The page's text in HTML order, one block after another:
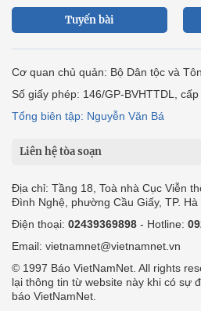
Tuyến bài
Cơ quan chủ quản: Bộ Dân tộc và
Số giấy phép: 146/GP-BVHTTDL,
Tổng biên tập: Nguyễn Văn Bá
Liên hệ tòa soạn
Địa chỉ: Tầng 18, Toà nhà Cục Viễn
Đình Nghệ, phường Cầu Giấy, TP. Hà
Điện thoại: 02439369898 - Hotline:
Email: vietnamnet@vietnamnet.vn
© 1997 Báo VietNamNet. All rights
lại thông tin từ website này khi có sự
báo VietNamNet.